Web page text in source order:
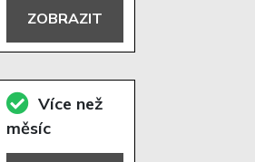
ZOBRAZIT
Více než
měsíc